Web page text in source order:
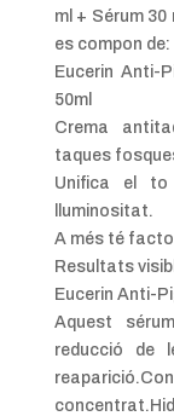
ml + Sérum
es compon de:
Eucerin Anti-
50ml
Crema
taques
Unifica el
lluminositat.
A més té
Resultats
Eucerin Anti-
Aquest
reducció de